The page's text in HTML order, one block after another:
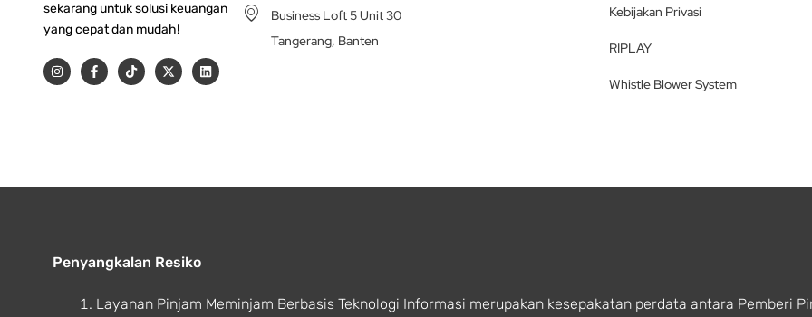
sekarang untuk solusi keuangan
yang cepat dan mudah!
I
n
s
F
a
c
T
i
k
X
-
t
L
i
n
Business Loft 5 Unit 30
Tangerang, Banten
Kebijakan Privasi
RIPLAY
Whistle Blower System
Penyangkalan Resiko
Layanan Pinjam Meminjam Berbasis Teknologi Informasi merupakan kesepakatan perdata antara Pemberi